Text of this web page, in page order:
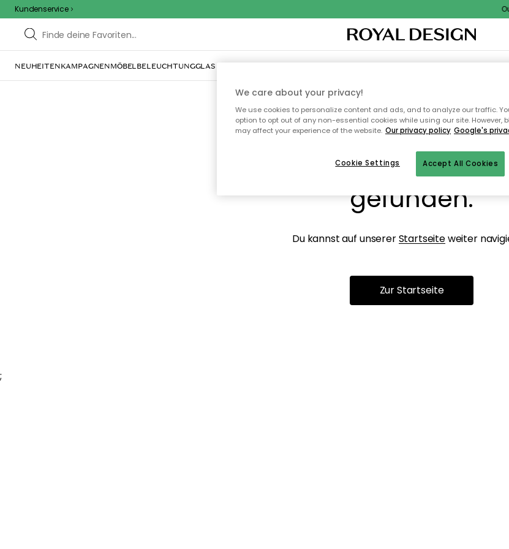
Kundenservice
NEUHEITENKAMPAGNENMÖBELBELEUCHTUNGGLAS & GESCHIRRINNENEINRICHTUNGTEXTILIEN & TEPPICHEKÜCHE
Ooops, die Seite
gefunden.
Du kannst auf unsererStartseiteweiter
Zur Startseite
;
We care about your privacy!
We use cookies to personalize content and ads, and to analyze our traffic.
option to opt out of any non-essential cookies while using our site. However,
may affect your experience of the website. Our privacy policy Google's
Accept All Cookies
Cookie Settings